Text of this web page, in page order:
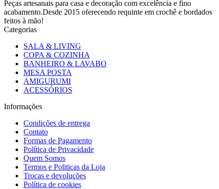
Peças artesanais para casa e decoração com excelência e fino
acabamento.Desde 2015 oferecendo requinte em crochê e bordados
feitos à mão!
Categorias
SALA & LIVING
COPA & COZINHA
BANHEIRO & LAVABO
MESA POSTA
AMIGURUMI
ACESSÓRIOS
Informações
Condições de entrega
Contato
Formas de Pagamento
Política de Privacidade
Quem Somos
Termos e Politicas da Loja
Trocas e devoluções
Política de cookies